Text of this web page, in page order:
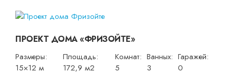
ПРОЕКТ ДОМА «ФРИЗОЙТЕ»
Размеры:
15×12 м
Площадь:
172,9 м2
Комнат:
5
Ванных:
3
Гаражей:
0